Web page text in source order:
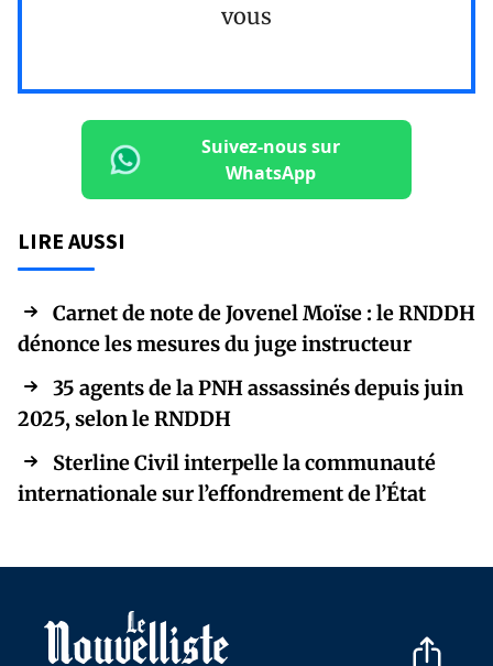
vous
Suivez-nous sur
WhatsApp
LIRE AUSSI
Carnet de note de Jovenel Moïse : le RNDDH
dénonce les mesures du juge instructeur
35 agents de la PNH assassinés depuis juin
2025, selon le RNDDH
Sterline Civil interpelle la communauté
internationale sur l’effondrement de l’État